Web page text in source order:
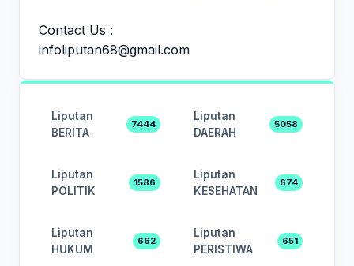
Contact Us :
infoliputan68@gmail.com
Liputan
BERITA
7444
Liputan
DAERAH
5058
Liputan
POLITIK
1586
Liputan
KESEHATAN
674
Liputan
HUKUM
662
Liputan
PERISTIWA
651